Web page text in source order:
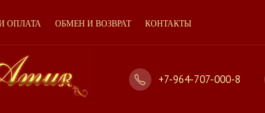
ОПЛАТА ОБМЕН И ВОЗВРАТ КОНТАКТЫ
+7-964-707-000-8